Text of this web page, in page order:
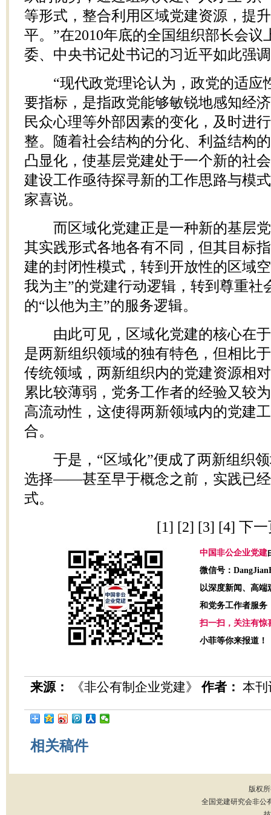
等形式，整合利用区域党建资源，提
平。”在2010年底的全国组织部长会
委、中央书记处书记的习近平如此强
“现代政党理论认为，政党的适应
要指标，是指政党能够敏锐地感知经
民众心理等外部因素的变化，及时进
整。随着社会结构的分化、利益结构
凸显化，使基层党建处于一个新的社
建设工作亟待探寻新的工作思路与模
家喜说。
而区域化党建正是一种新的基层党
其实践形式各地各有不同，但其目标
建的封闭性模式，转到开放性的区域
我为主”的党建行动逻辑，转到尊重社
的“以他为主”的服务逻辑。
由此可见，区域化党建的核心在于
是两新组织领域的独有特色，但相比
传统领域，两新组织内的党建资源相
累比较薄弱，党务工作者的经验又较
高流动性，这使得两新领域内的党建
合。
于是，“区域化”便成了两新组织领
选择——甚至早于概念之前，实践已
式。
[1] [2] [3] [4] 下一
中国非公企业党建
微信号：
以深度新闻、高端
和党务工作者服务
扫一扫，关注有惊
小菲等你来报道！
来源： 《非公有制企业党建》作者： 本
相关稿件
版权
全国党建研究会非公